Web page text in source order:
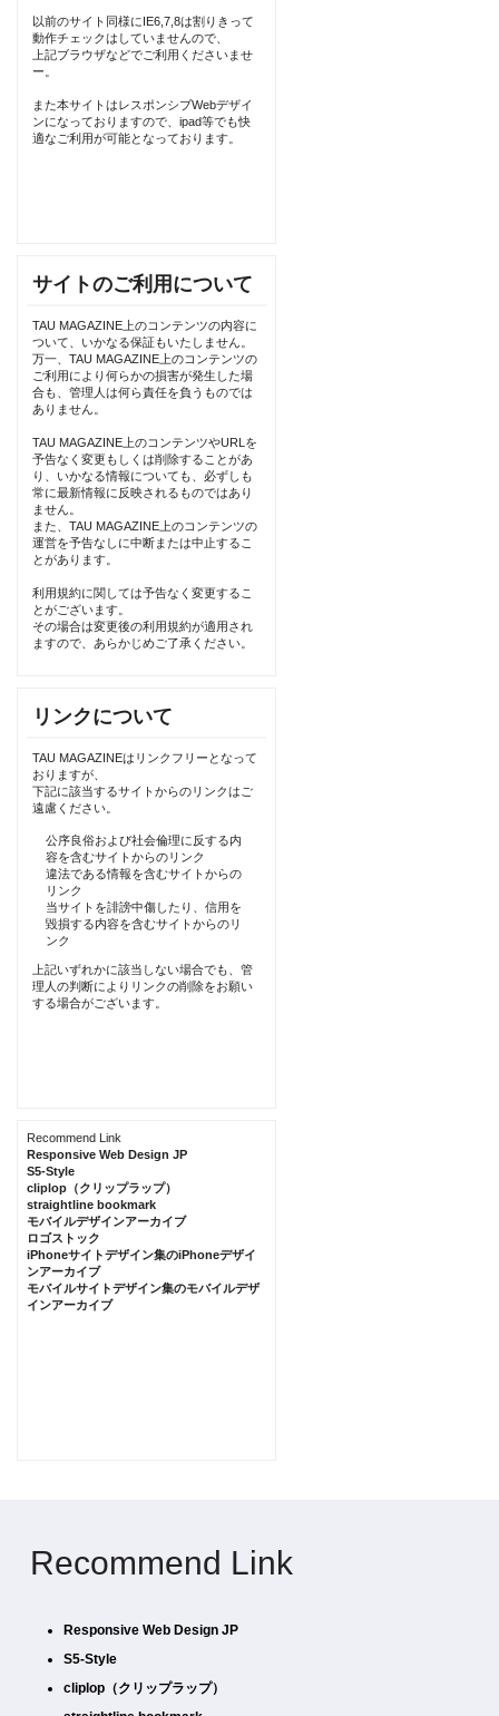
以前のサイト同様にIE6,7,8は割りきって
動作チェックはしていませんので、
上記ブラウザなどでご利用くださいませ
ー。
また本サイトはレスポンシブWebデザイ
ンになっておりますので、ipad等でも快
適なご利用が可能となっております。
サイトのご利用について
TAU MAGAZINE上のコンテンツの内容に
ついて、いかなる保証もいたしません。
万一、TAU MAGAZINE上のコンテンツの
ご利用により何らかの損害が発生した場
合も、管理人は何ら責任を負うものでは
ありません。
TAU MAGAZINE上のコンテンツやURLを
予告なく変更もしくは削除することがあ
り、いかなる情報についても、必ずしも
常に最新情報に反映されるものではあり
ません。
また、TAU MAGAZINE上のコンテンツの
運営を予告なしに中断または中止するこ
とがあります。
利用規約に関しては予告なく変更するこ
とがございます。
その場合は変更後の利用規約が適用され
ますので、あらかじめご了承ください。
リンクについて
TAU MAGAZINEはリンクフリーとなって
おりますが、
下記に該当するサイトからのリンクはご
遠慮ください。
公序良俗および社会倫理に反する内
容を含むサイトからのリンク
違法である情報を含むサイトからの
リンク
当サイトを誹謗中傷したり、信用を
毀損する内容を含むサイトからのリ
ンク
上記いずれかに該当しない場合でも、管
理人の判断によりリンクの削除をお願い
する場合がございます。
Recommend Link
Responsive Web Design JP
S5-Style
cliplop（クリップラップ）
straightline bookmark
モバイルデザインアーカイブ
ロゴストック
iPhoneサイトデザイン集のiPhoneデザイ
ンアーカイブ
モバイルサイトデザイン集のモバイルデザ
インアーカイブ
Recommend Link
Responsive Web Design JP
S5-Style
cliplop（クリップラップ）